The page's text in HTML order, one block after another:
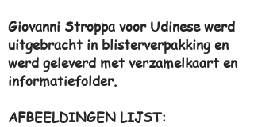
Giovanni Stroppa voor Udinese werd
uitgebracht in blisterverpakking en
werd geleverd met verzamelkaart en
informatiefolder.
AFBEELDINGEN LIJST: